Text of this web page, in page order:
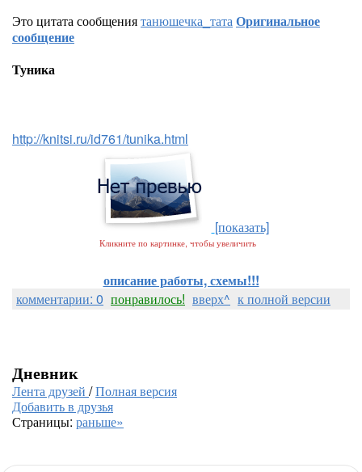
Это цитата сообщениятанюшечка_татаОригинальное
сообщение
Туника
http://knitsi.ru/id761/tunika.html
[показать]
Кликните по картинке, чтобы увеличить
описание работы, схемы!!!
комментарии: 0 понравилось! вверх^ к полной версии
Дневник
Лента друзей /Полная версия
Добавить в друзья
Страницы: раньше»